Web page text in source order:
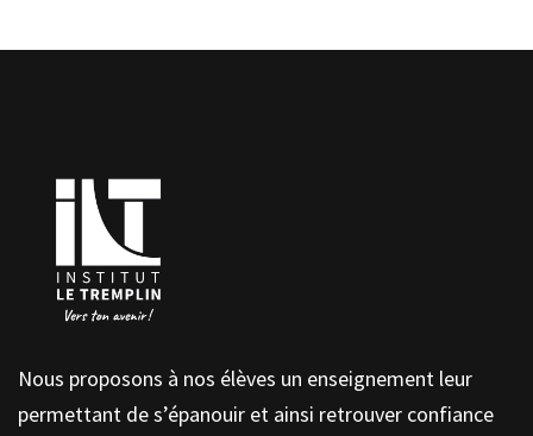
Nous proposons à nos élèves un enseignement leur
permettant de s’épanouir et ainsi retrouver confiance